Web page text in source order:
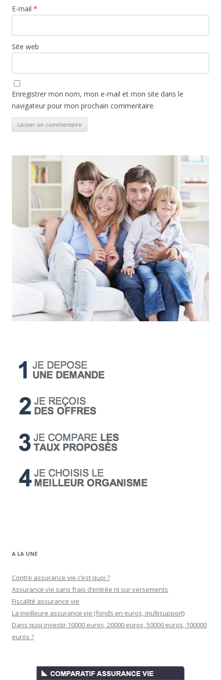
E-mail *
Site web
Enregistrer mon nom, mon e-mail et mon site dans le
navigateur pour mon prochain commentaire.
A LA UNE
Contre assurance vie c’est quoi ?
Assurance vie sans frais d’entrée ni sur versements
Fiscalité assurance vie
La meilleure assurance vie (fonds en euros, multisupport)
Dans quoi investir 10000 euros, 20000 euros, 50000 euros, 100000
euros ?